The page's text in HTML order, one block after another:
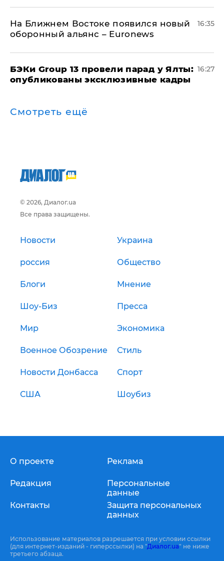
На Ближнем Востоке появился новый
оборонный альянс – Euronews
16:35
​БЭКи Group 13 провели парад у Ялты:
опубликованы эксклюзивные кадры
16:27
Смотреть ещё
© 2026, Диалог.ua
Все права защищены.
Новости Украина
россия Общество
Блоги Мнение
Шоу-Биз Пресса
Мир Экономика
Военное Обозрение Стиль
Новости Донбасса Спорт
США Шоубиз
О проекте
Редакция
Контакты
Реклама
Персональные
данные
Защита персональных
данных
Использование материалов разрешается при условии ссылки
(для интернет-изданий - гиперссылки) на "Диалог.ua" не ниже
третьего абзаца.